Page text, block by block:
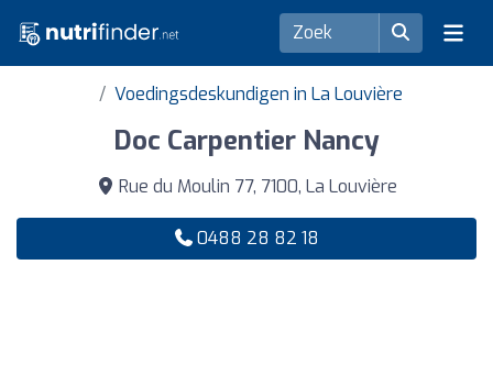
Voedingsdeskundigen in La Louvière
Doc Carpentier Nancy
Rue du Moulin 77, 7100, La Louvière
0488 28 82 18